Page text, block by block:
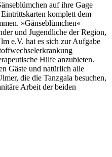
auf ihre Gage
komplett dem
»Gänseblümchen«
und Jugendliche der Region,
e.V. hat es sich zur Aufgabe
Hilfe anzubieten.
Gäste und natürlich alle
die die Tanzgala besuchen,
Arbeit der beiden